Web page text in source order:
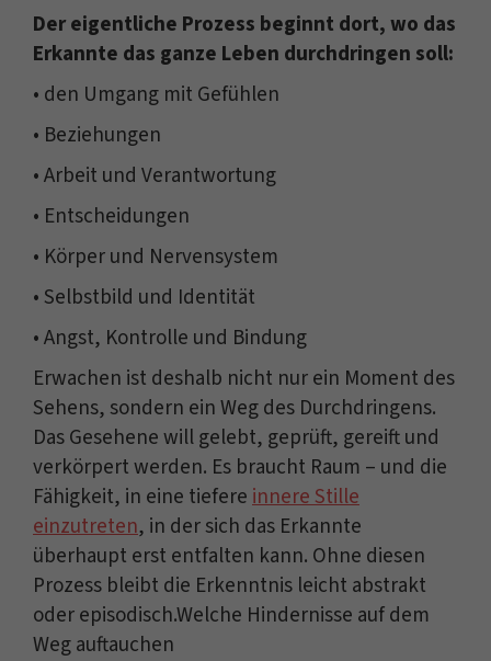
Der eigentliche Prozess beginnt dort, wo das
Erkannte das ganze Leben durchdringen soll:
• den Umgang mit Gefühlen
• Beziehungen
• Arbeit und Verantwortung
• Entscheidungen
• Körper und Nervensystem
• Selbstbild und Identität
• Angst, Kontrolle und Bindung
Erwachen ist deshalb nicht nur ein Moment des
Sehens, sondern ein Weg des Durchdringens.
Das Gesehene will gelebt, geprüft, gereift und
verkörpert werden. Es braucht Raum – und die
Fähigkeit, in eine tiefereinnere Stille
einzutreten, in der sich das Erkannte
überhaupt erst entfalten kann. Ohne diesen
Prozess bleibt die Erkenntnis leicht abstrakt
oder episodisch.Welche Hindernisse auf dem
Weg auftauchen